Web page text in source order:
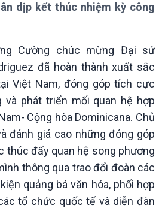
Thời sự
Thời sự 6h
Thời sự 12h
Thời sự 18h
Thời sự 21h30
Bản tin
Chuyên mục
Theo dòng Thời sự
dịp kết thúc nhiệm kỳ công
Cường chúc mừng Đại sứ
đã hoàn thành xuất sắc
Việt Nam, đóng góp tích cực
và phát triển mối quan hệ hợp
Cộng hòa Dominicana. Chủ
đánh giá cao những đóng góp
thúc đẩy quan hệ song phương
thông qua trao đổi đoàn các
quảng bá văn hóa, phối hợp
tổ chức quốc tế và diễn đàn